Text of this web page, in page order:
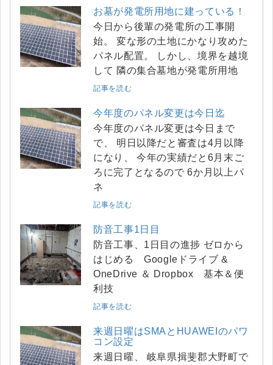
お墓が発電所用地に建っている！
今日から後輩の発電所の工事開
始。 変な形の土地にかなり攻めた
パネル配置。 しかし、境界を越境
して 隣の集合墓地が発電所用地
記事を読む
今年度のパネル変更は今日迄
今年度のパネル変更は今日まで
で、 明日以降だと審査は4月以降
になり、 今年の実績だと6月末ご
ろに完了となるので 6か月以上パ
ネ
記事を読む
防音工事1日目
防音工事、1日目の進捗 ゼロから
はじめる Googleドライブ &
OneDrive ＆ Dropbox 基本＆便
利技
記事を読む
来週日曜はSMAとHUAWEIのパワ
コン設定
来週日曜、 岐阜県揖斐郡大野町で